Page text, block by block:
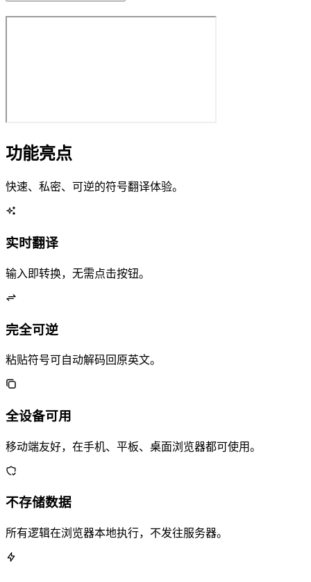
功能亮点
快速、私密、可逆的符号翻译体验。
实时翻译
输入即转换，无需点击按钮。
完全可逆
粘贴符号可自动解码回原英文。
全设备可用
移动端友好，在手机、平板、桌面浏览器都可使用。
不存储数据
所有逻辑在浏览器本地执行，不发往服务器。